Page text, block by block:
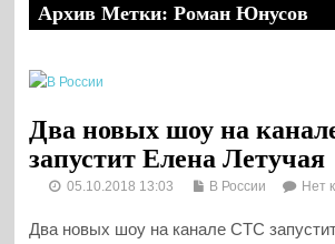
Архив Метки: Роман Юнусов
Два новых шоу на
запустит Елена Летучая
05.10.2018 13:03 В России Нет
Два новых шоу на канале СТС